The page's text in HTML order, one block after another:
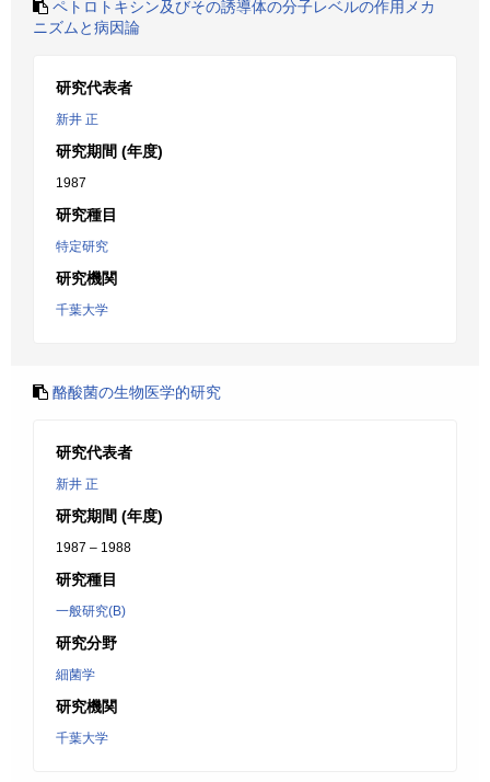
ペトロトキシン及びその誘導体の分子レベルの作用メカ
ニズムと病因論
研究代表者
新井 正
研究期間 (年度)
1987
研究種目
特定研究
研究機関
千葉大学
酪酸菌の生物医学的研究
研究代表者
新井 正
研究期間 (年度)
1987 – 1988
研究種目
一般研究(B)
研究分野
細菌学
研究機関
千葉大学